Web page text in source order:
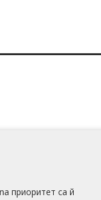
приоритет са й